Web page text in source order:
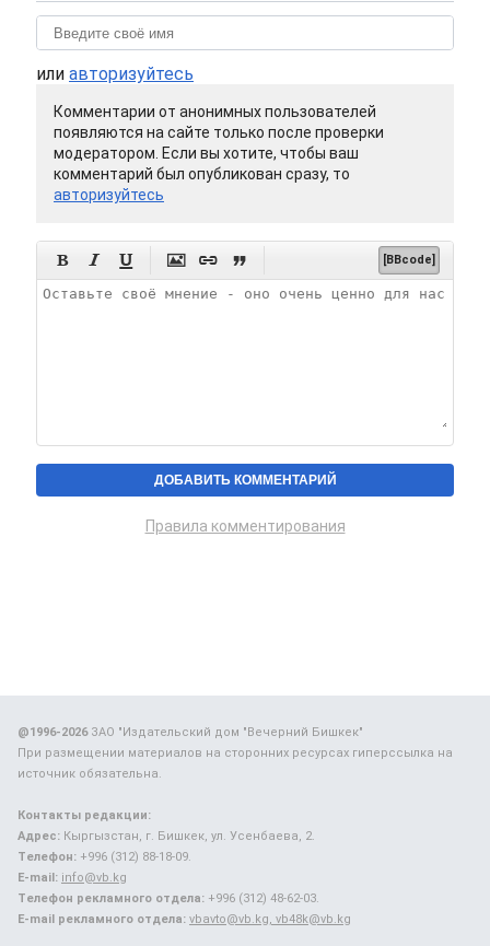
или авторизуйтесь
Комментарии от анонимных пользователей
появляются на сайте только после проверки
модератором. Если вы хотите, чтобы ваш
комментарий был опубликован сразу, то
авторизуйтесь
      [BBcode]
Правила комментирования
@1996-2026ЗАО "Издательский дом "Вечерний Бишкек"
При размещении материалов на сторонних ресурсах гиперссылка на
источник обязательна.
Контакты редакции:
Адрес: Кыргызстан, г. Бишкек, ул. Усенбаева, 2.
Телефон: +996 (312) 88-18-09.
E-mail: info@vb.kg
Телефон рекламного отдела: +996 (312) 48-62-03.
E-mail рекламного отдела: vbavto@vb.kg, vb48k@vb.kg